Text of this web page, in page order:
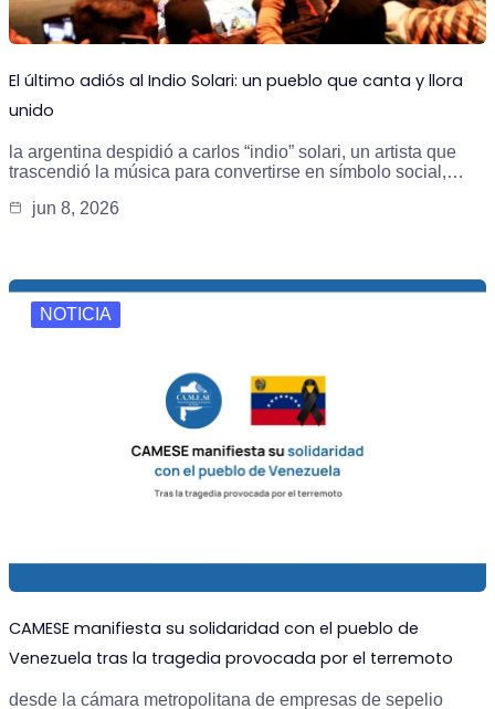
El último adiós al Indio Solari: un pueblo que canta y llora
unido
la argentina despidió a carlos “indio” solari, un artista que
trascendió la música para convertirse en símbolo social,…
jun 8, 2026
NOTICIA
CAMESE manifiesta su solidaridad con el pueblo de
Venezuela tras la tragedia provocada por el terremoto
desde la cámara metropolitana de empresas de sepelio